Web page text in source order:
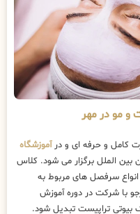
و مو در مهر
کامل و حرفه ای و درآموزشگاه
بین الملل برگزار می شود. کلاس
سرفصل های مربوط به
با شرکت در دوره آموزش
بیوتی تراپیست تبدیل شود.